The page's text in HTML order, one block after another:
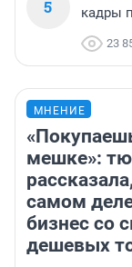
5
кадры
23
МНЕНИЕ
мешке»:
самом
бизнес со
дешевых